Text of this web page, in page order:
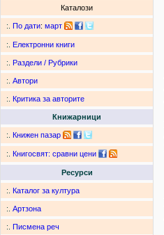
Каталози
:. По дати: март
:. Електронни книги
:. Раздели / Рубрики
:. Автори
:. Критика за авторите
Книжарници
:. Книжен пазар
:. Книгосвят: сравни цени
Ресурси
:. Каталог за култура
:. Артзона
:. Писмена реч